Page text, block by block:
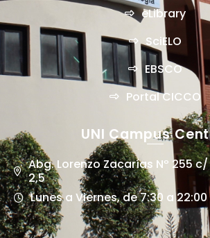
eLibrary
SciELO
EBSCO
Portal CICCO
UNI Campus
Abg. Lorenzo Zacarías Nº 255 c/
2,5
Lunes a Viernes, de 7:30 a 22:00